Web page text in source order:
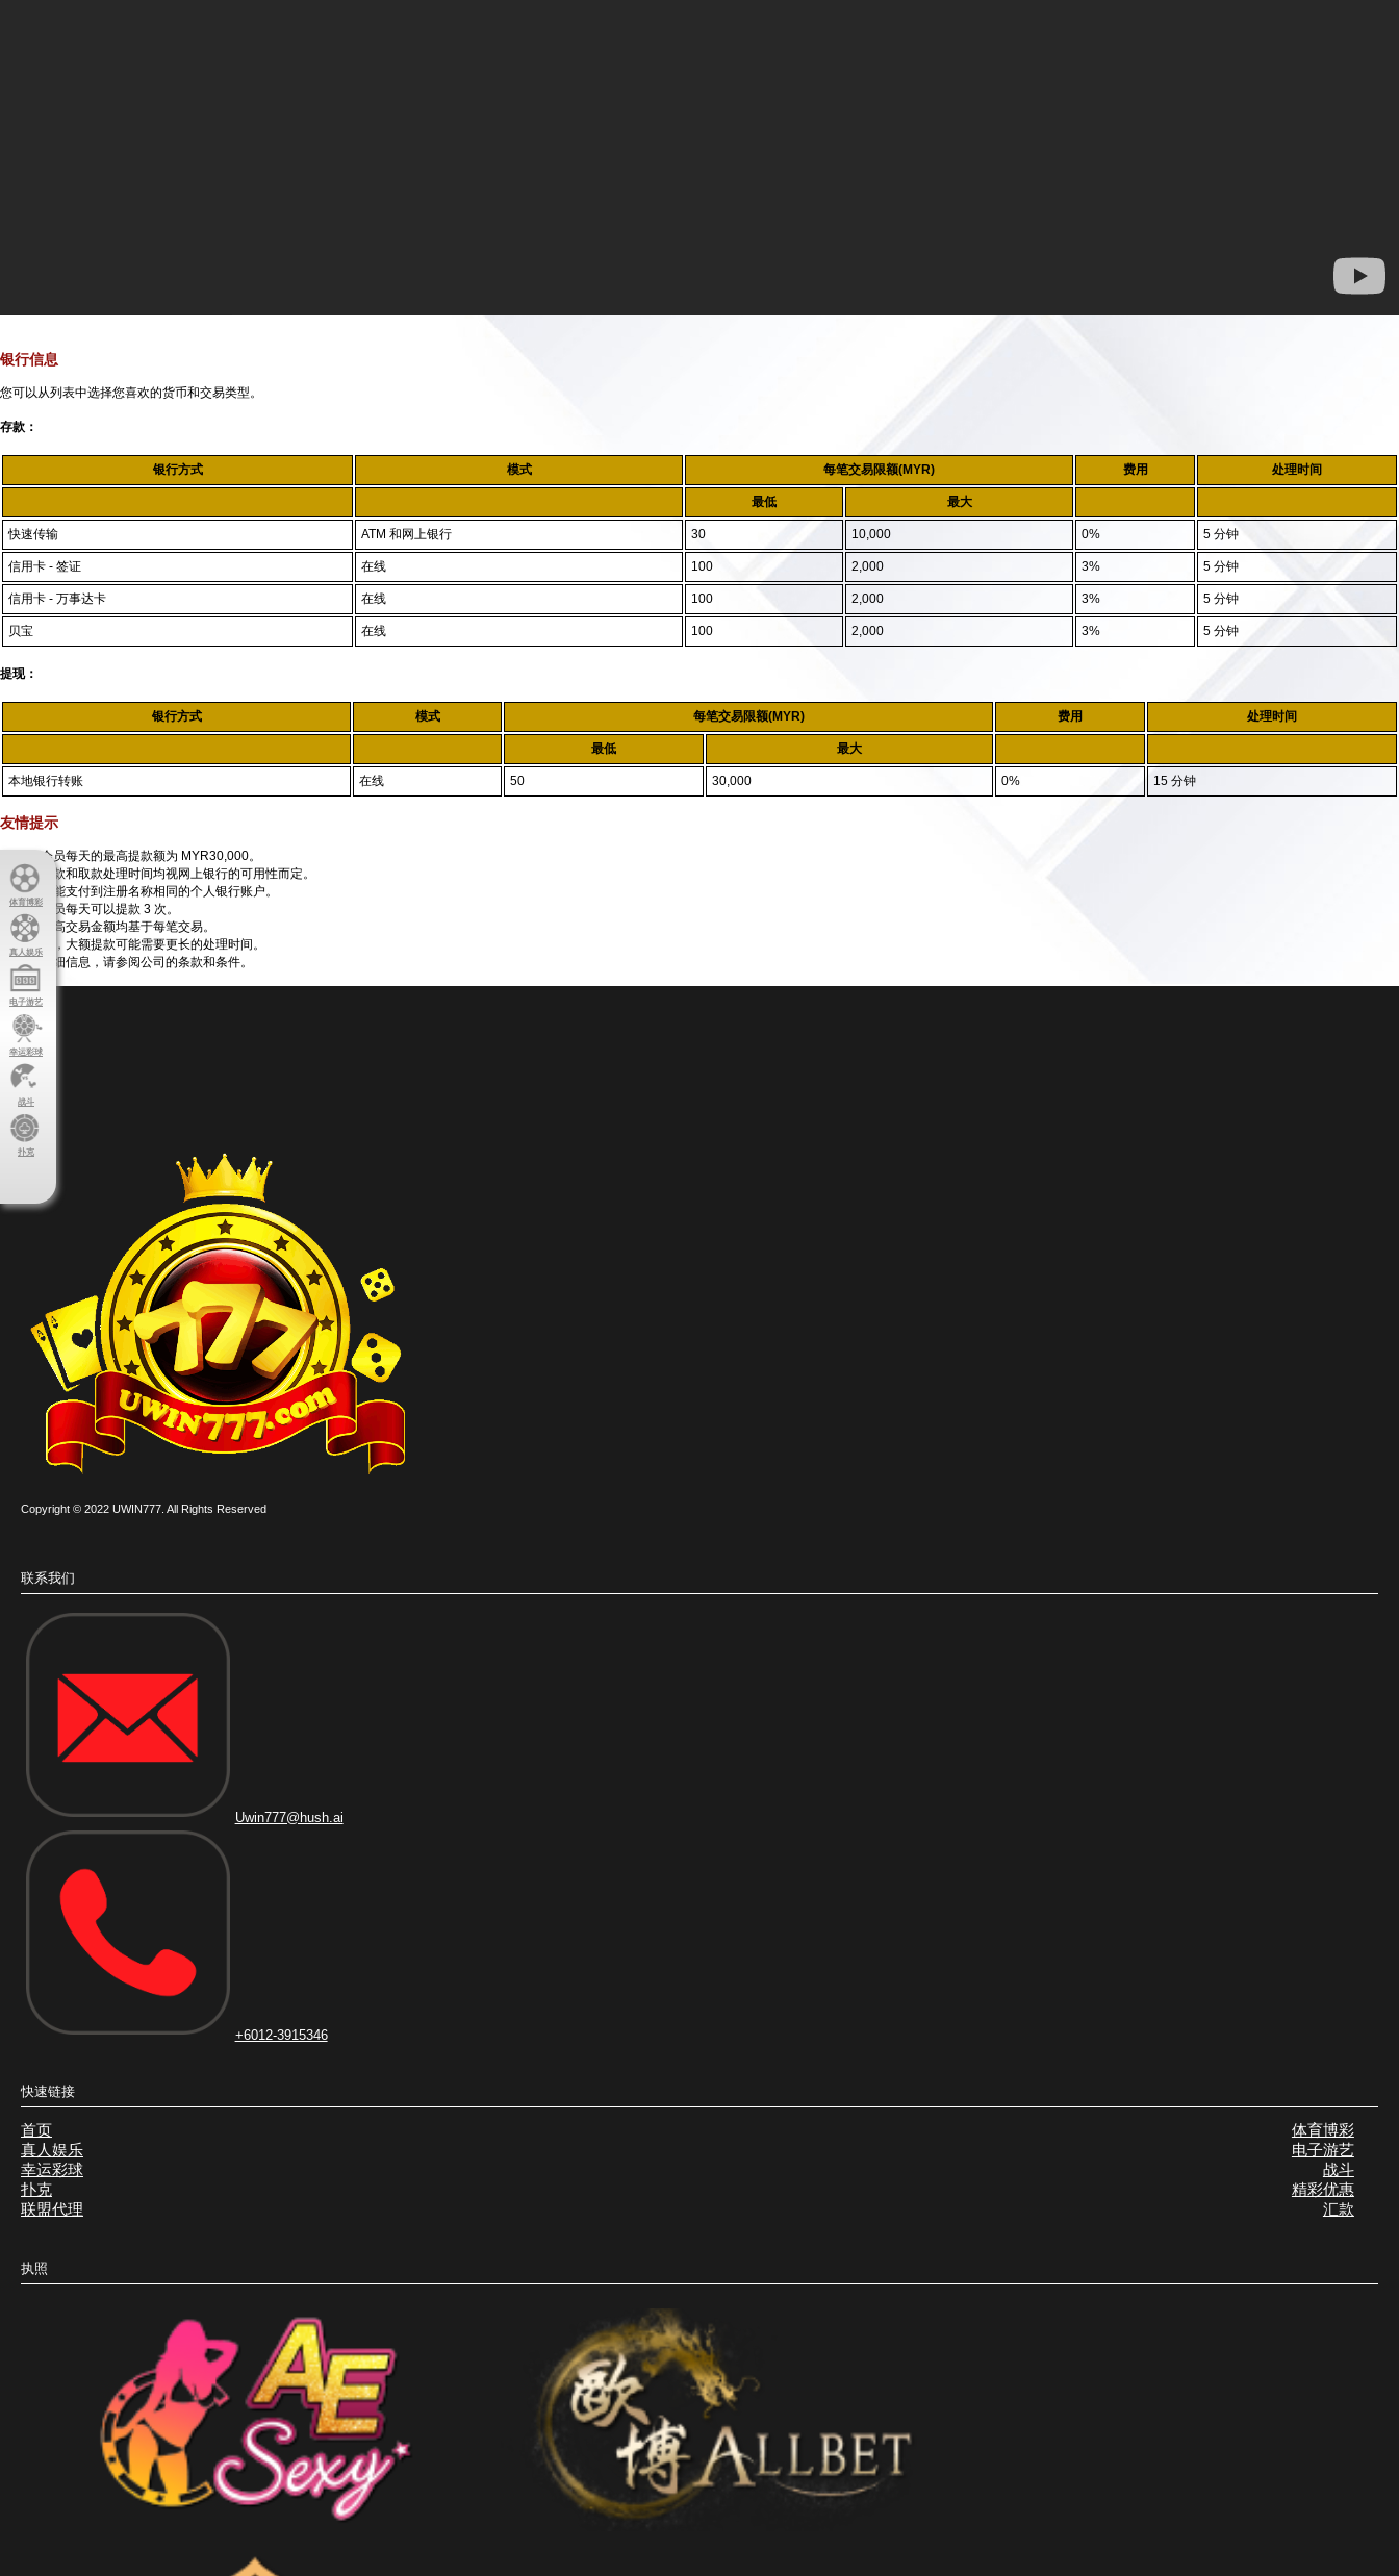
体育博彩
真人娱乐
电子游艺
幸运彩球
战斗
扑克
银行信息
您可以从列表中选择您喜欢的货币和交易类型。
存款：
银行方式 模式 每笔交易限额(MYR) 费用 处理时间
最低 最大
快速传输 ATM 和网上银行 30 10,000 0% 5 分钟
信用卡 - 签证 在线 100 2,000 3% 5 分钟
信用卡 - 万事达卡 在线 100 2,000 3% 5 分钟
贝宝 在线 100 2,000 3% 5 分钟
提现：
银行方式 模式 每笔交易限额(MYR) 费用 处理时间
最低 最大
本地银行转账 在线 50 30,000 0% 15 分钟
友情提示
每位会员每天的最高提款额为 MYR30,000。
所有存款和取款处理时间均视网上银行的可用性而定。
提款只能支付到注册名称相同的个人银行账户。
所有会员每天可以提款 3 次。
所有最高交易金额均基于每笔交易。
请注意，大额提款可能需要更长的处理时间。
有关详细信息，请参阅公司的条款和条件。
❄
❅
❆
❄
❅
❆
❄
❅
❆
❄
Copyright © 2022 UWIN777. All Rights Reserved
联系我们
Uwin777@hush.ai
+6012-3915346
快速链接
首页
体育博彩
真人娱乐
电子游艺
幸运彩球
战斗
扑克
精彩优惠
联盟代理
汇款
执照